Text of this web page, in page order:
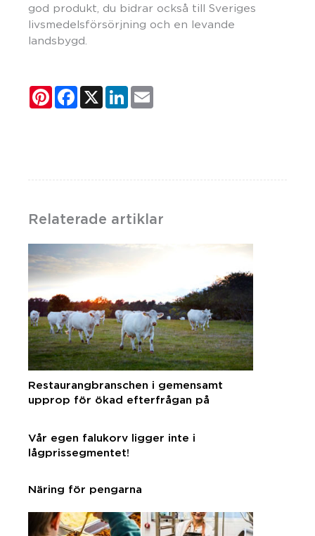
god produkt, du bidrar också till Sveriges
livsmedelsförsörjning och en levande
landsbygd.
PinterestFacebook
X LinkedIn
Relaterade artiklar
Restaurangbranschen i gemensamt
upprop för ökad efterfrågan på
Vår egen falukorv ligger inte i
lågprissegmentet!
Näring för pengarna